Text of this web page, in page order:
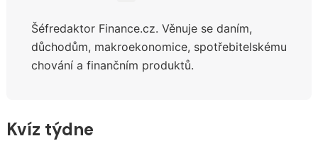
síti
X
Šéfredaktor Finance.cz. Věnuje se daním,
důchodům, makroekonomice, spotřebitelskému
chování a finančním produktů.
Kvíz týdne